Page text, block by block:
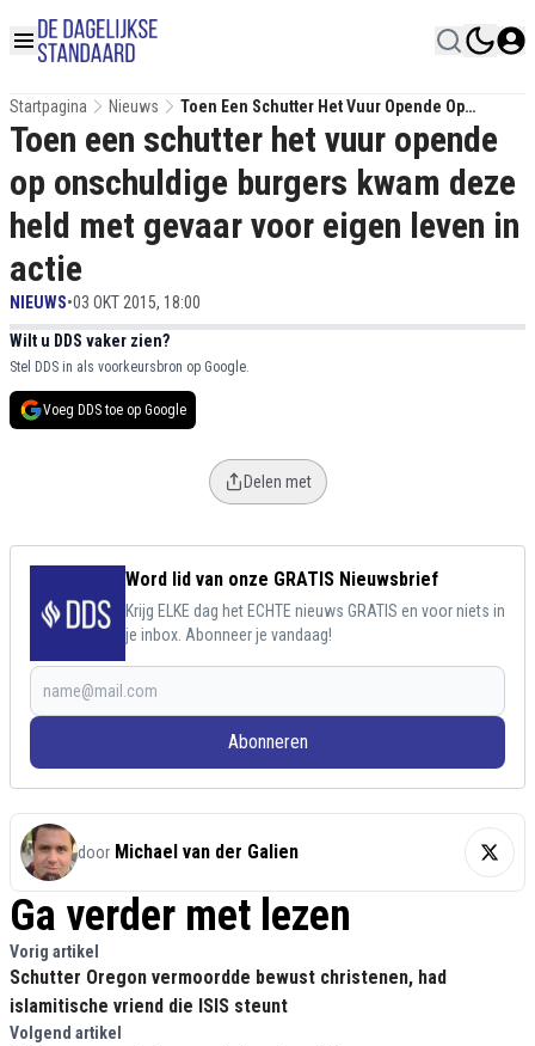
Startpagina Nieuws
Toen Een Schutter Het Vuur Opende Op
Onschuldige Burgers Kwam Deze Held Met
Gevaar Voor Eigen Leven In Actie
Toen een schutter het vuur opende
op onschuldige burgers kwam deze
held met gevaar voor eigen leven in
actie
NIEUWS•03 OKT 2015, 18:00
Wilt u DDS vaker zien?
Stel DDS in als voorkeursbron op Google.
Voeg DDS toe op Google
Delen met
Word lid van onze GRATIS Nieuwsbrief
Krijg ELKE dag het ECHTE nieuws GRATIS en voor niets in
je inbox. Abonneer je vandaag!
Abonneren
door Michael van der Galien
Ga verder met lezen
Vorig artikel
Schutter Oregon vermoordde bewust christenen, had
islamitische vriend die ISIS steunt
Volgend artikel